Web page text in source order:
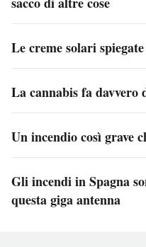
Le creme solari
La cannabis fa davvero
Un incendio così grave
Gli incendi in Spagna
questa giga antenna